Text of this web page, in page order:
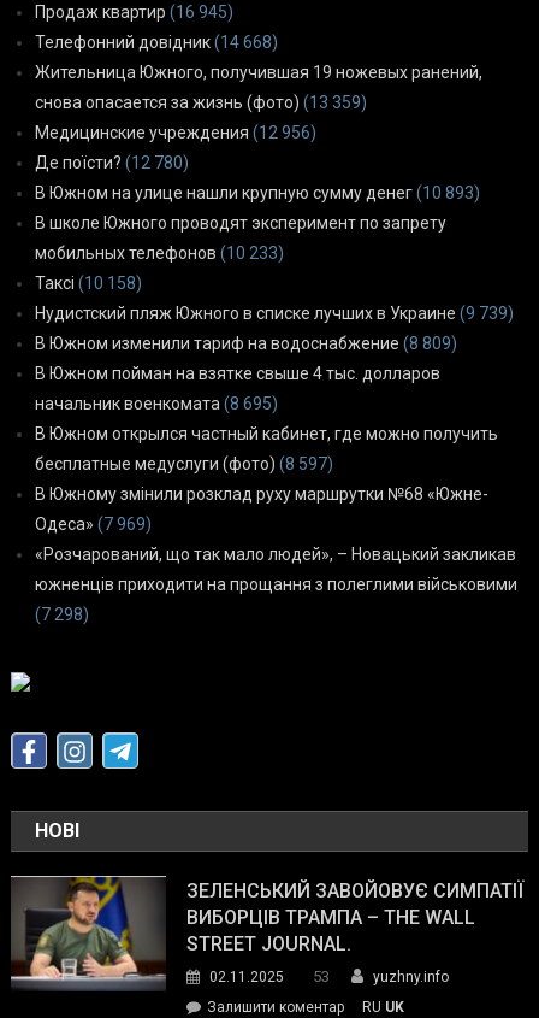
Продаж квартир (16 945)
Телефонний довідник(14 668)
Жительница Южного, получившая 19 ножевых ранений,
снова опасается за жизнь (фото) (13 359)
Медицинские учреждения (12 956)
Де поїсти? (12 780)
В Южном на улице нашли крупную сумму денег(10 893)
В школе Южного проводят эксперимент по запрету
мобильных телефонов (10 233)
Таксі (10 158)
Нудистский пляж Южного в списке лучших в Украине (9 739)
В Южном изменили тариф на водоснабжение (8 809)
В Южном пойман на взятке свыше 4 тыс. долларов
начальник военкомата (8 695)
В Южном открылся частный кабинет, где можно получить
бесплатные медуслуги (фото) (8 597)
В Южному змінили розклад руху маршрутки №68 «Южне-
Одеса» (7 969)
«Розчарований, що так мало людей», – Новацький закликав
южненців приходити на прощання з полеглими військовими
(7 298)
НОВІ
ЗЕЛЕНСЬКИЙ ЗАВОЙОВУЄ СИМПАТІЇ
ВИБОРЦІВ ТРАМПА – THE WALL
STREET JOURNAL.
02.11.2025 53
yuzhny.info
Залишити коментарon
RU UK